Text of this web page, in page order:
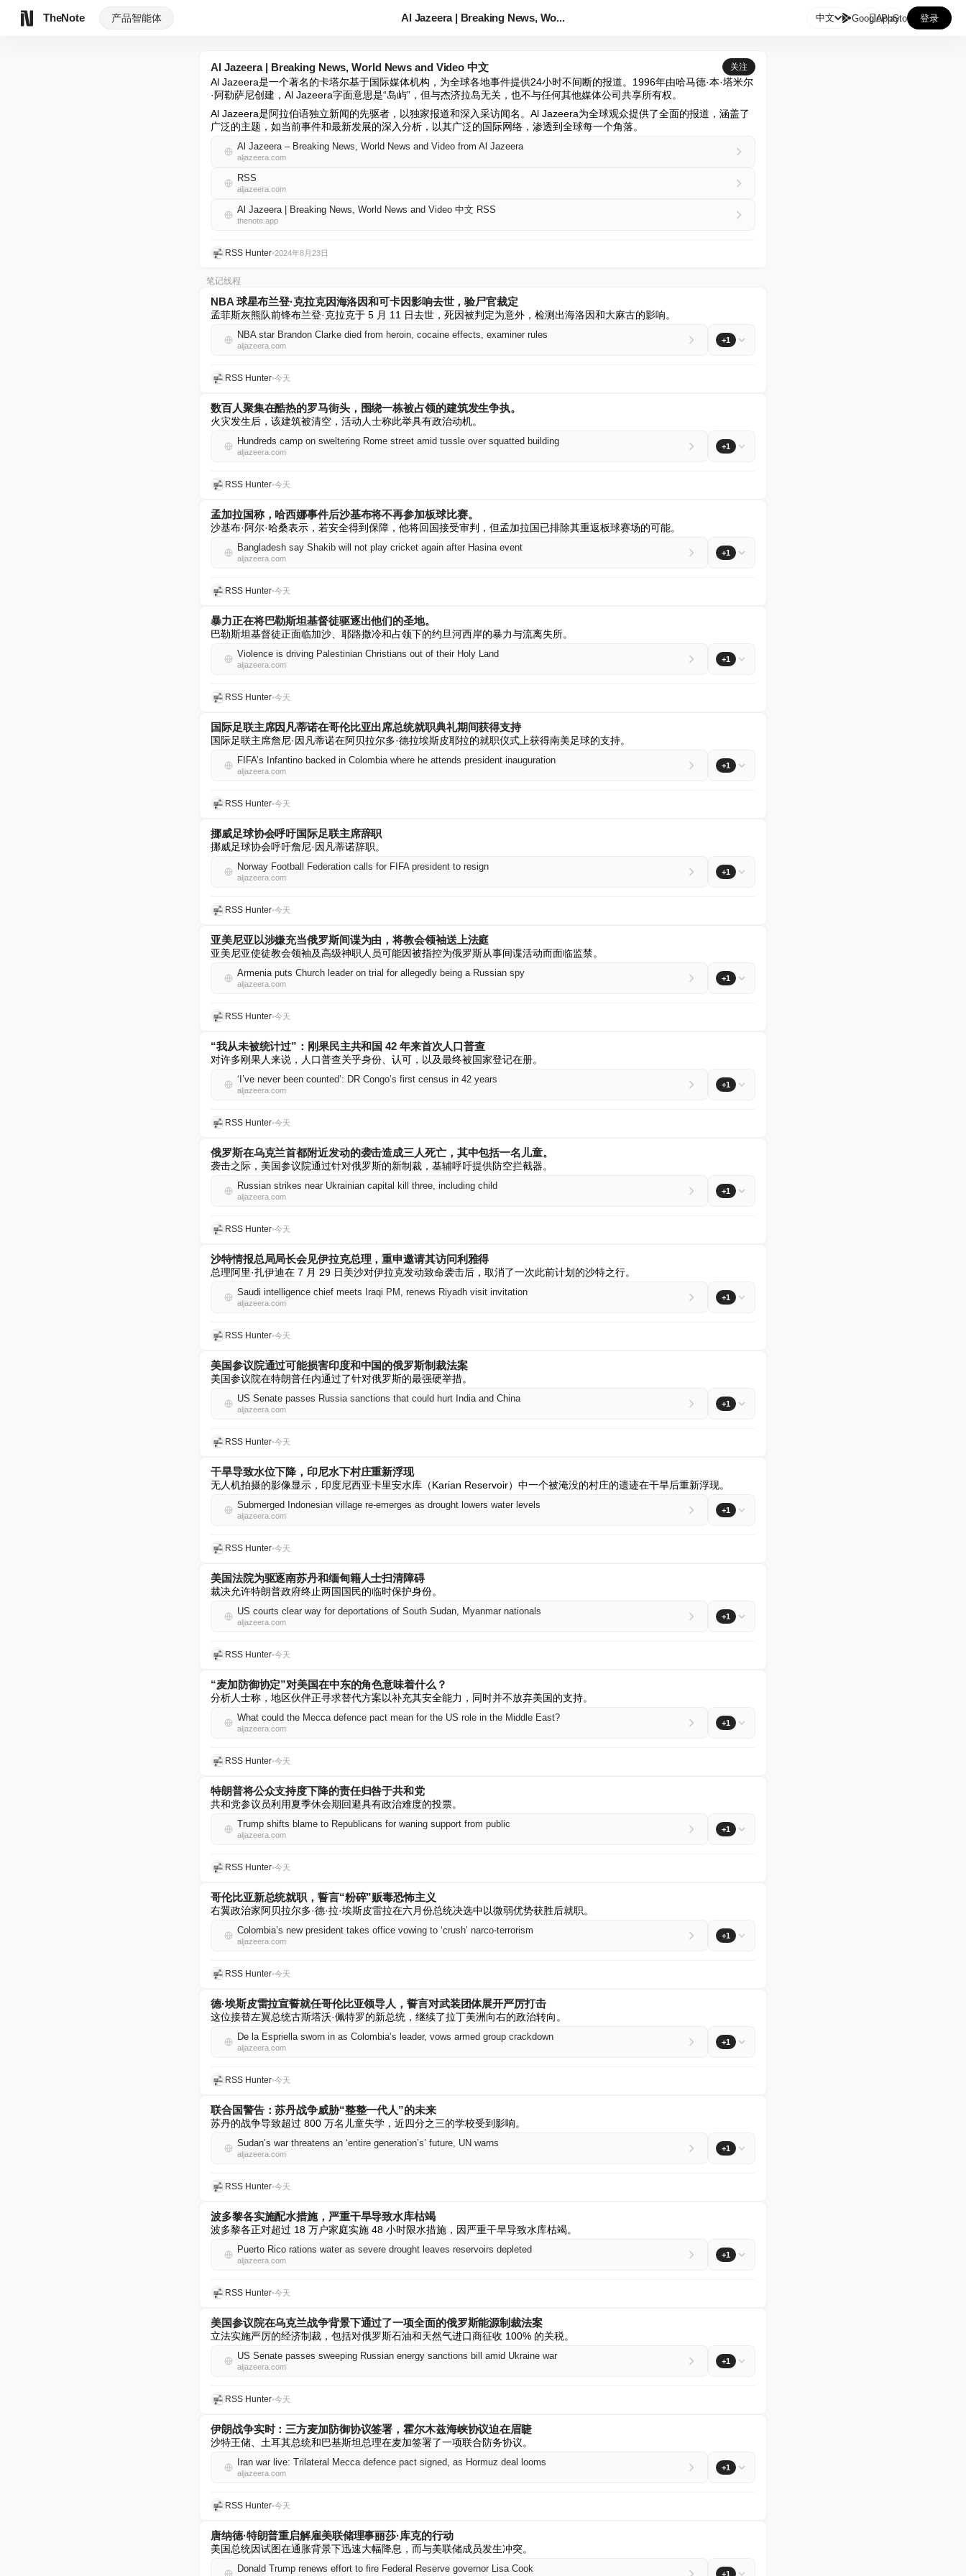
TheNote 产品智能体 Al Jazeera | Breaking News, Wo... 中文 GooglePlay
AppStore 登录
Al Jazeera | Breaking News, World News and Video 中文 关注
Al Jazeera是一个著名的卡塔尔基于国际媒体机构，为全球各地事件提供24小时不间断的报道。1996年由哈马德·本·塔米尔
·阿勒萨尼创建，Al Jazeera字面意思是“岛屿”，但与杰济拉岛无关，也不与任何其他媒体公司共享所有权。
Al Jazeera是阿拉伯语独立新闻的先驱者，以独家报道和深入采访闻名。Al Jazeera为全球观众提供了全面的报道，涵盖了
广泛的主题，如当前事件和最新发展的深入分析，以其广泛的国际网络，渗透到全球每一个角落。
Al Jazeera – Breaking News, World News and Video from Al Jazeera
aljazeera.com
RSS
aljazeera.com
Al Jazeera | Breaking News, World News and Video 中文 RSS
thenote.app
RSS Hunter•2024年8月23日
笔记线程
NBA 球星布兰登·克拉克因海洛因和可卡因影响去世，验尸官裁定
孟菲斯灰熊队前锋布兰登·克拉克于 5 月 11 日去世，死因被判定为意外，检测出海洛因和大麻古的影响。
NBA star Brandon Clarke died from heroin, cocaine effects, examiner rules
aljazeera.com
+1
RSS Hunter•今天
数百人聚集在酷热的罗马街头，围绕一栋被占领的建筑发生争执。
火灾发生后，该建筑被清空，活动人士称此举具有政治动机。
Hundreds camp on sweltering Rome street amid tussle over squatted building
aljazeera.com
+1
RSS Hunter•今天
孟加拉国称，哈西娜事件后沙基布将不再参加板球比赛。
沙基布·阿尔·哈桑表示，若安全得到保障，他将回国接受审判，但孟加拉国已排除其重返板球赛场的可能。
Bangladesh say Shakib will not play cricket again after Hasina event
aljazeera.com
+1
RSS Hunter•今天
暴力正在将巴勒斯坦基督徒驱逐出他们的圣地。
巴勒斯坦基督徒正面临加沙、耶路撒冷和占领下的约旦河西岸的暴力与流离失所。
Violence is driving Palestinian Christians out of their Holy Land
aljazeera.com
+1
RSS Hunter•今天
国际足联主席因凡蒂诺在哥伦比亚出席总统就职典礼期间获得支持
国际足联主席詹尼·因凡蒂诺在阿贝拉尔多·德拉埃斯皮耶拉的就职仪式上获得南美足球的支持。
FIFA’s Infantino backed in Colombia where he attends president inauguration
aljazeera.com
+1
RSS Hunter•今天
挪威足球协会呼吁国际足联主席辞职
挪威足球协会呼吁詹尼·因凡蒂诺辞职。
Norway Football Federation calls for FIFA president to resign
aljazeera.com
+1
RSS Hunter•今天
亚美尼亚以涉嫌充当俄罗斯间谍为由，将教会领袖送上法庭
亚美尼亚使徒教会领袖及高级神职人员可能因被指控为俄罗斯从事间谍活动而面临监禁。
Armenia puts Church leader on trial for allegedly being a Russian spy
aljazeera.com
+1
RSS Hunter•今天
“我从未被统计过”：刚果民主共和国 42 年来首次人口普查
对许多刚果人来说，人口普查关乎身份、认可，以及最终被国家登记在册。
‘I’ve never been counted’: DR Congo’s first census in 42 years
aljazeera.com
+1
RSS Hunter•今天
俄罗斯在乌克兰首都附近发动的袭击造成三人死亡，其中包括一名儿童。
袭击之际，美国参议院通过针对俄罗斯的新制裁，基辅呼吁提供防空拦截器。
Russian strikes near Ukrainian capital kill three, including child
aljazeera.com
+1
RSS Hunter•今天
沙特情报总局局长会见伊拉克总理，重申邀请其访问利雅得
总理阿里·扎伊迪在 7 月 29 日美沙对伊拉克发动致命袭击后，取消了一次此前计划的沙特之行。
Saudi intelligence chief meets Iraqi PM, renews Riyadh visit invitation
aljazeera.com
+1
RSS Hunter•今天
美国参议院通过可能损害印度和中国的俄罗斯制裁法案
美国参议院在特朗普任内通过了针对俄罗斯的最强硬举措。
US Senate passes Russia sanctions that could hurt India and China
aljazeera.com
+1
RSS Hunter•今天
干旱导致水位下降，印尼水下村庄重新浮现
无人机拍摄的影像显示，印度尼西亚卡里安水库（Karian Reservoir）中一个被淹没的村庄的遗迹在干旱后重新浮现。
Submerged Indonesian village re-emerges as drought lowers water levels
aljazeera.com
+1
RSS Hunter•今天
美国法院为驱逐南苏丹和缅甸籍人士扫清障碍
裁决允许特朗普政府终止两国国民的临时保护身份。
US courts clear way for deportations of South Sudan, Myanmar nationals
aljazeera.com
+1
RSS Hunter•今天
“麦加防御协定”对美国在中东的角色意味着什么？
分析人士称，地区伙伴正寻求替代方案以补充其安全能力，同时并不放弃美国的支持。
What could the Mecca defence pact mean for the US role in the Middle East?
aljazeera.com
+1
RSS Hunter•今天
特朗普将公众支持度下降的责任归咎于共和党
共和党参议员利用夏季休会期回避具有政治难度的投票。
Trump shifts blame to Republicans for waning support from public
aljazeera.com
+1
RSS Hunter•今天
哥伦比亚新总统就职，誓言“粉碎”贩毒恐怖主义
右翼政治家阿贝拉尔多·德·拉·埃斯皮雷拉在六月份总统决选中以微弱优势获胜后就职。
Colombia’s new president takes office vowing to ‘crush’ narco-terrorism
aljazeera.com
+1
RSS Hunter•今天
德·埃斯皮雷拉宣誓就任哥伦比亚领导人，誓言对武装团体展开严厉打击
这位接替左翼总统古斯塔沃·佩特罗的新总统，继续了拉丁美洲向右的政治转向。
De la Espriella sworn in as Colombia’s leader, vows armed group crackdown
aljazeera.com
+1
RSS Hunter•今天
联合国警告：苏丹战争威胁“整整一代人”的未来
苏丹的战争导致超过 800 万名儿童失学，近四分之三的学校受到影响。
Sudan’s war threatens an ‘entire generation’s’ future, UN warns
aljazeera.com
+1
RSS Hunter•今天
波多黎各实施配水措施，严重干旱导致水库枯竭
波多黎各正对超过 18 万户家庭实施 48 小时限水措施，因严重干旱导致水库枯竭。
Puerto Rico rations water as severe drought leaves reservoirs depleted
aljazeera.com
+1
RSS Hunter•今天
美国参议院在乌克兰战争背景下通过了一项全面的俄罗斯能源制裁法案
立法实施严厉的经济制裁，包括对俄罗斯石油和天然气进口商征收 100% 的关税。
US Senate passes sweeping Russian energy sanctions bill amid Ukraine war
aljazeera.com
+1
RSS Hunter•今天
伊朗战争实时：三方麦加防御协议签署，霍尔木兹海峡协议迫在眉睫
沙特王储、土耳其总统和巴基斯坦总理在麦加签署了一项联合防务协议。
Iran war live: Trilateral Mecca defence pact signed, as Hormuz deal looms
aljazeera.com
+1
RSS Hunter•今天
唐纳德·特朗普重启解雇美联储理事丽莎·库克的行动
美国总统因试图在通胀背景下迅速大幅降息，而与美联储成员发生冲突。
Donald Trump renews effort to fire Federal Reserve governor Lisa Cook +1